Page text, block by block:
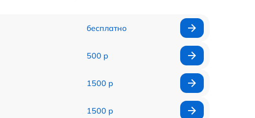
бесплатно
500 р
1500 р
1500 р